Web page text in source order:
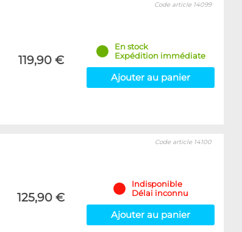
119,90 €
Code article 14099
En stock
Expédition immédiate
Ajouter au panier
125,90 €
Code article 14100
Indisponible
Délai inconnu
Ajouter au panier